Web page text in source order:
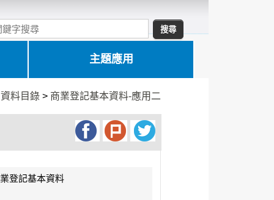
主題應用
資料目錄 > 商業登記基本資料-應用二
登記基本資料